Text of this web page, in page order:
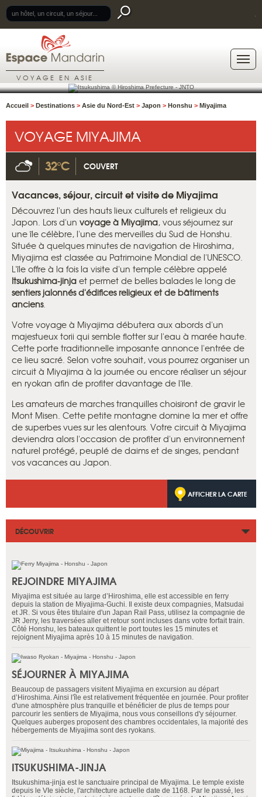
VOYAGE EN ASIE
Accueil > Destinations > Asie du Nord-Est > Japon > Honshu > Miyajima
VOYAGE MIYAJIMA
32°C COUVERT
Vacances, séjour, circuit et visite de Miyajima
Découvrez l'un des hauts lieux culturels et religieux du
Japon. Lors d'un voyage à Miyajima, vous séjournez sur
une île célèbre, l'une des merveilles du Sud de Honshu.
Située à quelques minutes de navigation de Hiroshima,
Miyajima est classée au Patrimoine Mondial de l'UNESCO.
L'île offre à la fois la visite d'un temple célèbre appelé
Itsukushima-jinja et permet de belles balades le long de
sentiers jalonnés d'édifices religieux et de bâtiments
anciens.
Votre voyage à Miyajima débutera aux abords d'un
majestueux torii qui semble flotter sur l'eau à marée haute.
Cette porte traditionnelle imposante annonce l'entrée de
ce lieu sacré. Selon votre souhait, vous pourrez organiser un
circuit à Miyajima à la journée ou encore réaliser un séjour
en ryokan afin de profiter davantage de l'île.
Les amateurs de marches tranquilles choisiront de gravir le
Mont Misen. Cette petite montagne domine la mer et offre
de superbes vues sur les alentours. Votre circuit à Miyajima
deviendra alors l'occasion de profiter d'un environnement
naturel protégé, peuplé de daims et de singes, pendant
vos vacances au Japon.
AFFICHER LA CARTE
DÉCOUVRIR
REJOINDRE MIYAJIMA
Miyajima est située au large d’Hiroshima, elle est accessible en ferry
depuis la station de Miyajima-Guchi. Il existe deux compagnies, Matsudai
et JR. Si vous êtes titulaire d'un Japan Rail Pass, utilisez la compagnie de
JR Jerry, les traversées aller et retour sont incluses dans votre forfait train.
Côté Honshu, les bateaux quittent le port toutes les 15 minutes et
rejoignent Miyajima après 10 à 15 minutes de navigation.
SÉJOURNER À MIYAJIMA
Beaucoup de passagers visitent Miyajima en excursion au départ
d’Hiroshima. Ainsi l'île est relativement fréquentée en journée. Pour profiter
d'une atmosphère plus tranquille et bénéficier de plus de temps pour
parcourir les sentiers de Miyajima, nous vous conseillons d'y séjourner.
Quelques auberges proposent des chambres occidentales, la majorité des
hébergements de Miyajima sont des ryokans.
ITSUKUSHIMA-JINJA
Itsukushima-jinja est le sanctuaire principal de Miyajima. Le temple existe
depuis le VIe siècle, l'architecture actuelle date de 1168. Par le passé, les